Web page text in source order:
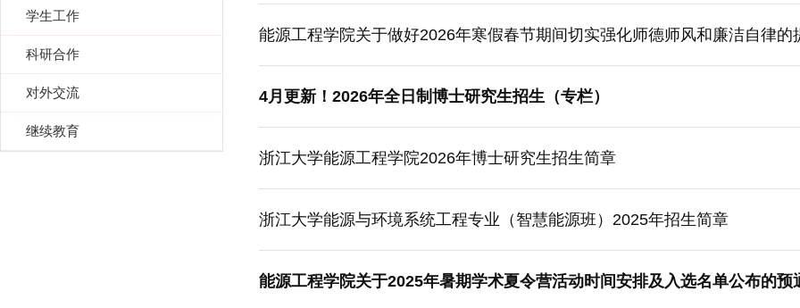
学生工作
科研合作
对外交流
继续教育
能源工程学院关于做好2026年寒假春节期间切实强化师德师风和廉洁自律的
4月更新！2026年全日制博士研究生招生（专栏）
浙江大学能源工程学院2026年博士研究生招生简章
浙江大学能源与环境系统工程专业（智慧能源班）2025年招生简章
能源工程学院关于2025年暑期学术夏令营活动时间安排及入选名单公布的预